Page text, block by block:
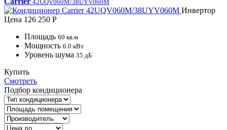
42UQV060M/38UYV060M
Инвертор
Цена 126 250 Р
Площадь 60 кв.м
Мощность 6.0 кВт
Уровень шума 35 дБ
Купить
Смотреть
Подбор кондиционера